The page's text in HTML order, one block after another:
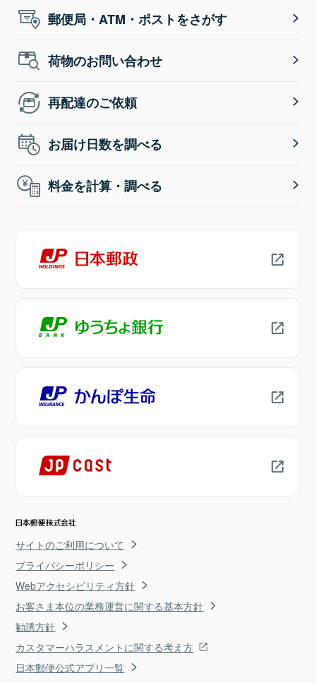
郵便局・ATM・ポストをさがす
荷物のお問い合わせ
再配達のご依頼
お届け日数を調べる
料金を計算・調べる
サイトのご利用について
プライバシーポリシー
Webアクセシビリティ方針
お客さま本位の業務運営に関する基本方針
勧誘方針
カスタマーハラスメントに関する考え方
日本郵便公式アプリ一覧